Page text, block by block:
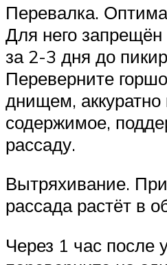
Перевалка.
Для него запрещён
за 2-3 дня до
Переверните
днищем, аккуратно
содержимое,
рассаду.
Вытряхивание.
рассада растёт в
Через 1 час после